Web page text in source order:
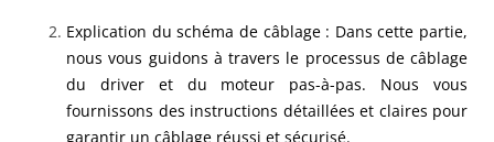
Explication du schéma de câblage : Dans cette partie,
nous vous guidons à travers le processus de câblage
du driver et du moteur pas-à-pas. Nous vous
fournissons des instructions détaillées et claires pour
garantir un câblage réussi et sécurisé.